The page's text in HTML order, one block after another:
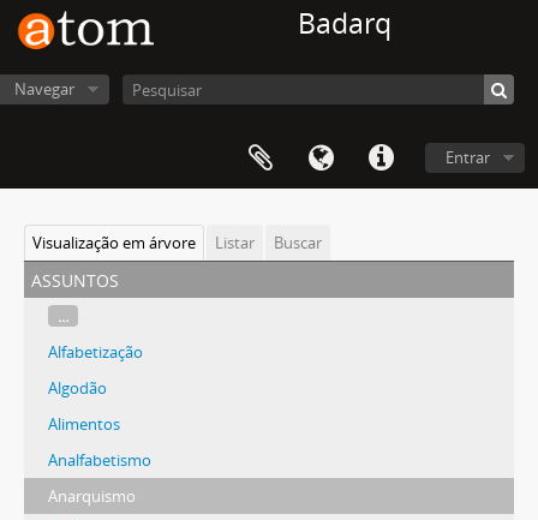
Badarq
Navegar
Entrar
Visualização em árvore Listar Buscar
assuntos
...
Alfabetização
Algodão
Alimentos
Analfabetismo
Anarquismo